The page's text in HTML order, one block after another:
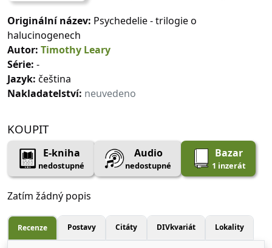
Originální název: Psychedelie - trilogie o
halucinogenech
Autor: Timothy Leary
Série: -
Jazyk: čeština
Nakladatelství: neuvedeno
KOUPIT
E-kniha
nedostupné
Audio
nedostupné
Bazar
1 inzerát
Zatím žádný popis
Recenze Postavy Citáty DIVkvariát Lokality